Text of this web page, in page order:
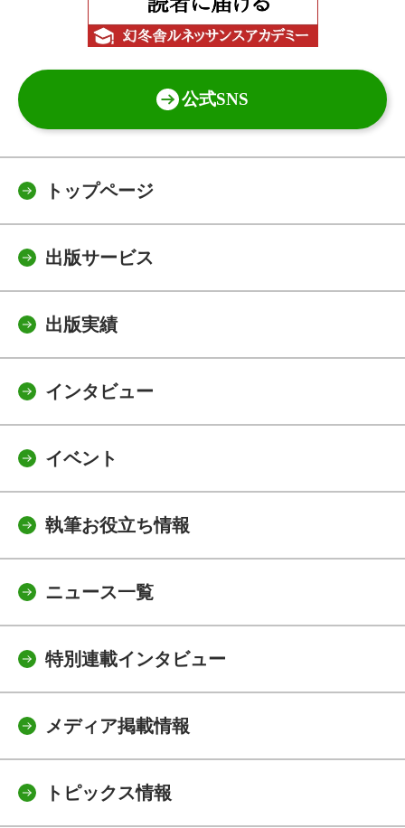
公式SNS
トップページ
出版サービス
出版実績
インタビュー
イベント
執筆お役立ち情報
ニュース一覧
特別連載インタビュー
メディア掲載情報
トピックス情報